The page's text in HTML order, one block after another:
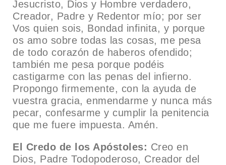
Jesucristo, Dios y Hombre verdadero,
Creador, Padre y Redentor mío; por ser
Vos quien sois, Bondad infinita, y porque
os amo sobre todas las cosas, me pesa
de todo corazón de haberos ofendido;
también me pesa porque podéis
castigarme con las penas del infierno.
Propongo firmemente, con la ayuda de
vuestra gracia, enmendarme y nunca más
pecar, confesarme y cumplir la penitencia
que me fuere impuesta. Amén.
El Credo de los Apóstoles: Creo en
Dios, Padre Todopoderoso, Creador del